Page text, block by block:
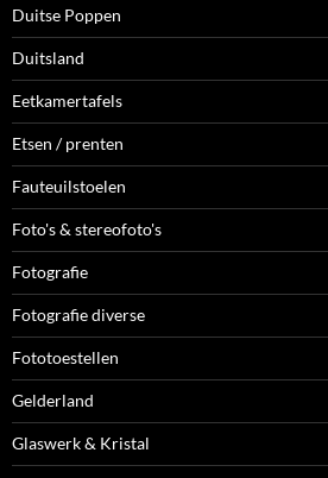
Duitse Poppen
Duitsland
Eetkamertafels
Etsen / prenten
Fauteuilstoelen
Foto's & stereofoto's
Fotografie
Fotografie diverse
Fototoestellen
Gelderland
Glaswerk & Kristal